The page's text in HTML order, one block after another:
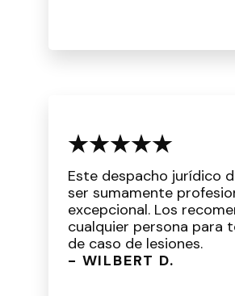
Este despacho jurídico
ser sumamente
excepcional. Los
cualquier persona para
de caso de lesiones.
- WILBERT D.